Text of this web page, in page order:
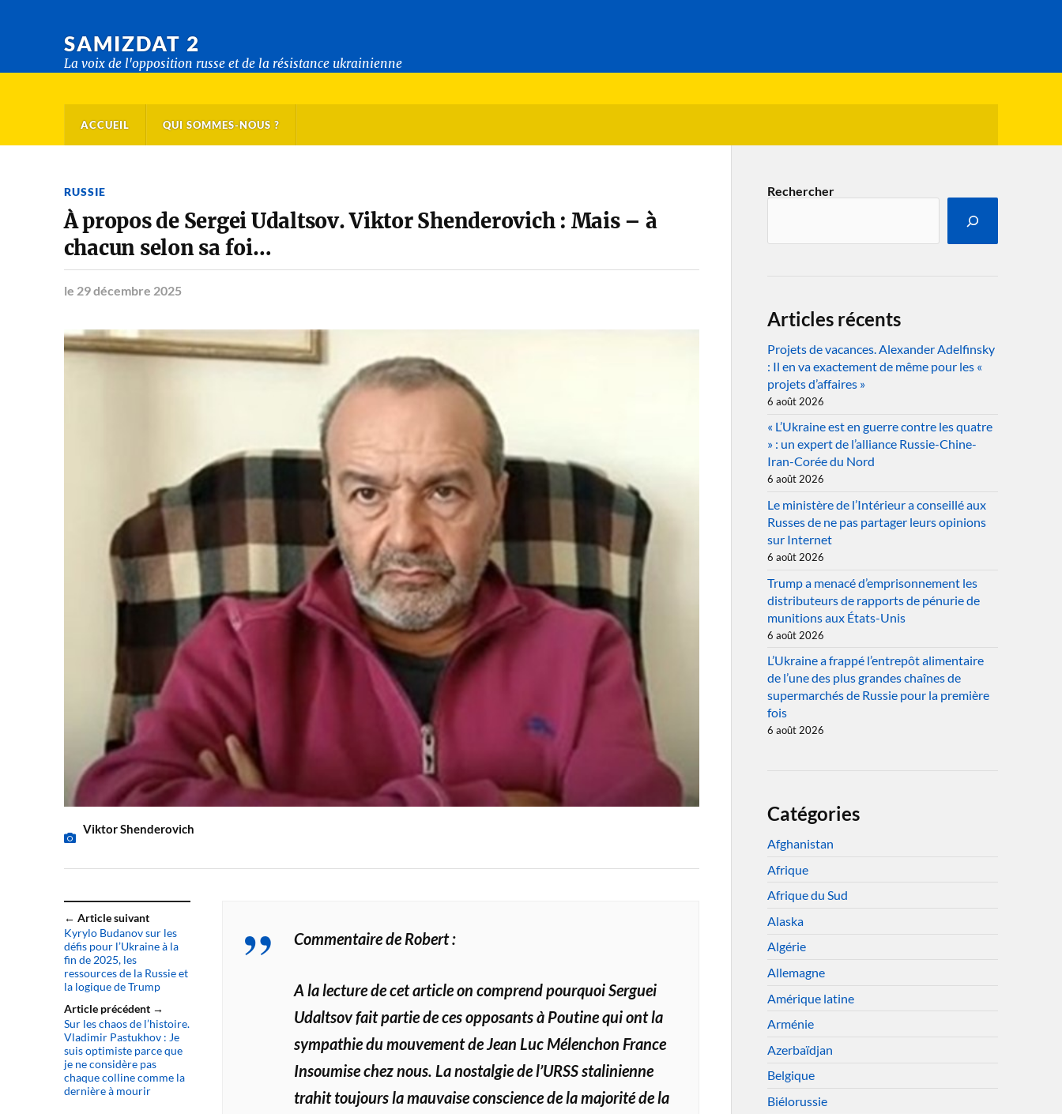
SAMIZDAT 2
La voix de l'opposition russe et de la résistance ukrainienne
ACCUEIL QUI SOMMES-NOUS ?
RUSSIE
À propos de Sergei Udaltsov. Viktor Shenderovich : Mais – à
chacun selon sa foi…
le 29 décembre 2025
Viktor Shenderovich
← Article suivant
Kyrylo Budanov sur les
défis pour l’Ukraine à la
fin de 2025, les
ressources de la Russie et
la logique de Trump
Article précédent →
Sur les chaos de l’histoire.
Vladimir Pastukhov : Je
suis optimiste parce que
je ne considère pas
chaque colline comme la
dernière à mourir
Commentaire de Robert :
A la lecture de cet article on comprend pourquoi Serguei
Udaltsov fait partie de ces opposants à Poutine qui ont la
sympathie du mouvement de Jean Luc Mélenchon France
Insoumise chez nous. La nostalgie de l’URSS stalinienne
trahit toujours la mauvaise conscience de la majorité de la
Rechercher
Articles récents
Projets de vacances. Alexander Adelfinsky
: Il en va exactement de même pour les «
projets d’affaires »
6 août 2026
« L’Ukraine est en guerre contre les quatre
» : un expert de l’alliance Russie-Chine-
Iran-Corée du Nord
6 août 2026
Le ministère de l’Intérieur a conseillé aux
Russes de ne pas partager leurs opinions
sur Internet
6 août 2026
Trump a menacé d’emprisonnement les
distributeurs de rapports de pénurie de
munitions aux États-Unis
6 août 2026
L’Ukraine a frappé l’entrepôt alimentaire
de l’une des plus grandes chaînes de
supermarchés de Russie pour la première
fois
6 août 2026
Catégories
Afghanistan
Afrique
Afrique du Sud
Alaska
Algérie
Allemagne
Amérique latine
Arménie
Azerbaïdjan
Belgique
Biélorussie